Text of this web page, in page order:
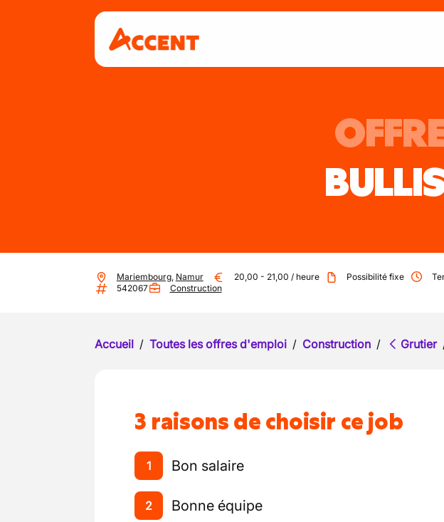
Mariembourg, Namur 20,00 - 21,00 / heure Possibilité fixe
542067
Construction
Accueil / Toutes les offres d'emploi / Construction / Grutier
3 raisons de choisir ce job
1 Bon salaire
2 Bonne équipe